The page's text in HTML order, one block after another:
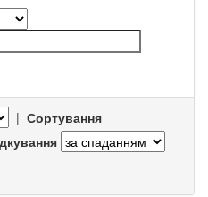
| Сортування